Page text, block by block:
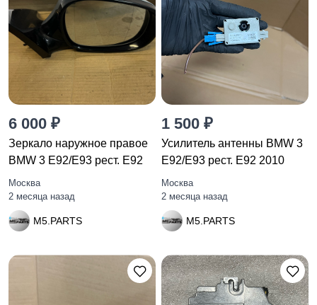
6 000 ₽
Зеркало наружное правое
BMW 3 E92/E93 рест. E92
Москва
2 месяца назад
M5.PARTS
1 500 ₽
Усилитель антенны BMW 3
E92/E93 рест. E92 2010
Москва
2 месяца назад
M5.PARTS